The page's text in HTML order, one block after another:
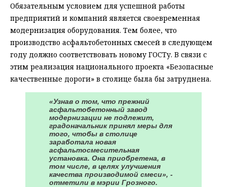
Обязательным условием для успешной работы
предприятий и компаний является своевременная
модернизация оборудования. Тем более, что
производство асфальтобетонных смесей в следующем
году должно соответствовать новому ГОСТу. В связи с
этим реализация национального проекта «Безопасные
качественные дороги» в столице была бы затруднена.
«Узнав о том, что прежний
асфальтобетонный завод
модернизации не подлежит,
градоначальник принял меры для
того, чтобы в столице
заработала новая
асфальтосмесительная
установка. Она приобретена, в
том числе, в целях улучшения
качества производимой смеси», -
отметили в мэрии Грозного.